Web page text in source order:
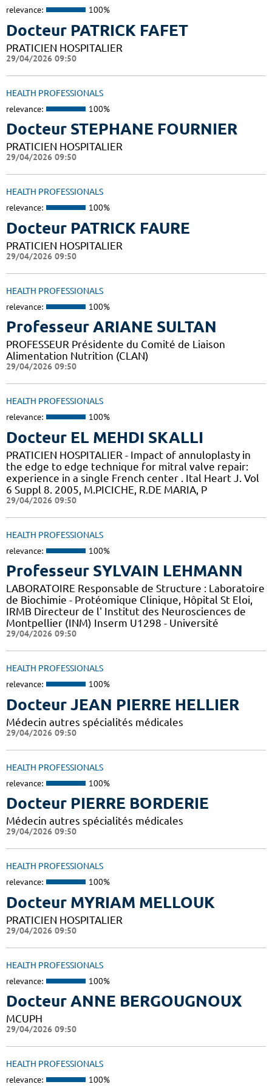
relevance: 100%
Docteur PATRICK FAFET
PRATICIEN HOSPITALIER
29/04/2026 09:50
HEALTH PROFESSIONALS
relevance: 100%
Docteur STEPHANE FOURNIER
PRATICIEN HOSPITALIER
29/04/2026 09:50
HEALTH PROFESSIONALS
relevance: 100%
Docteur PATRICK FAURE
PRATICIEN HOSPITALIER
29/04/2026 09:50
HEALTH PROFESSIONALS
relevance: 100%
Professeur ARIANE SULTAN
PROFESSEUR Présidente du Comité de Liaison
Alimentation Nutrition (CLAN)
29/04/2026 09:50
HEALTH PROFESSIONALS
relevance: 100%
Docteur EL MEHDI SKALLI
PRATICIEN HOSPITALIER - Impact of annuloplasty in
the edge to edge technique for mitral valve repair:
experience in a single French center . Ital Heart J. Vol
6 Suppl 8. 2005, M.PICICHE, R.DE MARIA, P
29/04/2026 09:50
HEALTH PROFESSIONALS
relevance: 100%
Professeur SYLVAIN LEHMANN
LABORATOIRE Responsable de Structure : Laboratoire
de Biochimie - Protéomique Clinique, Hôpital St Eloi,
IRMB Directeur de l' Institut des Neurosciences de
Montpellier (INM) Inserm U1298 - Université
29/04/2026 09:50
HEALTH PROFESSIONALS
relevance: 100%
Docteur JEAN PIERRE HELLIER
Médecin autres spécialités médicales
29/04/2026 09:50
HEALTH PROFESSIONALS
relevance: 100%
Docteur PIERRE BORDERIE
Médecin autres spécialités médicales
29/04/2026 09:50
HEALTH PROFESSIONALS
relevance: 100%
Docteur MYRIAM MELLOUK
PRATICIEN HOSPITALIER
29/04/2026 09:50
HEALTH PROFESSIONALS
relevance: 100%
Docteur ANNE BERGOUGNOUX
MCUPH
29/04/2026 09:50
HEALTH PROFESSIONALS
relevance: 100%